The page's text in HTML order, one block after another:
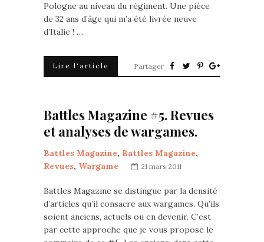
Pologne au niveau du régiment. Une pièce
de 32 ans d’âge qui m’a été livrée neuve
d’Italie ! …
Lire l'article Partager
Battles Magazine #5. Revues
et analyses de wargames.
Battles Magazine, Battles Magazine,
Revues, Wargame 21 mars 2011
Battles Magazine se distingue par la densité
d’articles qu’il consacre aux wargames. Qu’ils
soient anciens, actuels ou en devenir. C’est
par cette approche que je vous propose le